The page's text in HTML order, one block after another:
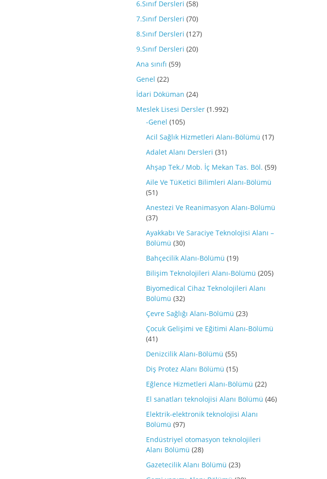
6.Sınıf Dersleri (58)
7.Sınıf Dersleri (70)
8.Sınıf Dersleri (127)
9.Sınıf Dersleri (20)
Ana sınıfı (59)
Genel (22)
İdari Döküman (24)
Meslek Lisesi Dersler (1.992)
-Genel (105)
Acil Sağlık Hizmetleri Alanı-Bölümü (17)
Adalet Alanı Dersleri (31)
Ahşap Tek./ Mob. İç Mekan Tas. Böl. (59)
Aile Ve TüKetici Bilimleri Alanı-Bölümü
(51)
Anestezi Ve Reanimasyon Alanı-Bölümü
(37)
Ayakkabı Ve Saraciye Teknolojisi Alanı –
Bölümü (30)
Bahçecilik Alanı-Bölümü (19)
Bilişim Teknolojileri Alanı-Bölümü (205)
Biyomedical Cihaz Teknolojileri Alanı
Bölümü (32)
Çevre Sağlığı Alanı-Bölümü (23)
Çocuk Gelişimi ve Eğitimi Alanı-Bölümü
(41)
Denizcilik Alanı-Bölümü (55)
Diş Protez Alanı Bölümü (15)
Eğlence Hizmetleri Alanı-Bölümü (22)
El sanatları teknolojisi Alanı Bölümü (46)
Elektrik-elektronik teknolojisi Alanı
Bölümü (97)
Endüstriyel otomasyon teknolojileri
Alanı Bölümü (28)
Gazetecilik Alanı Bölümü (23)